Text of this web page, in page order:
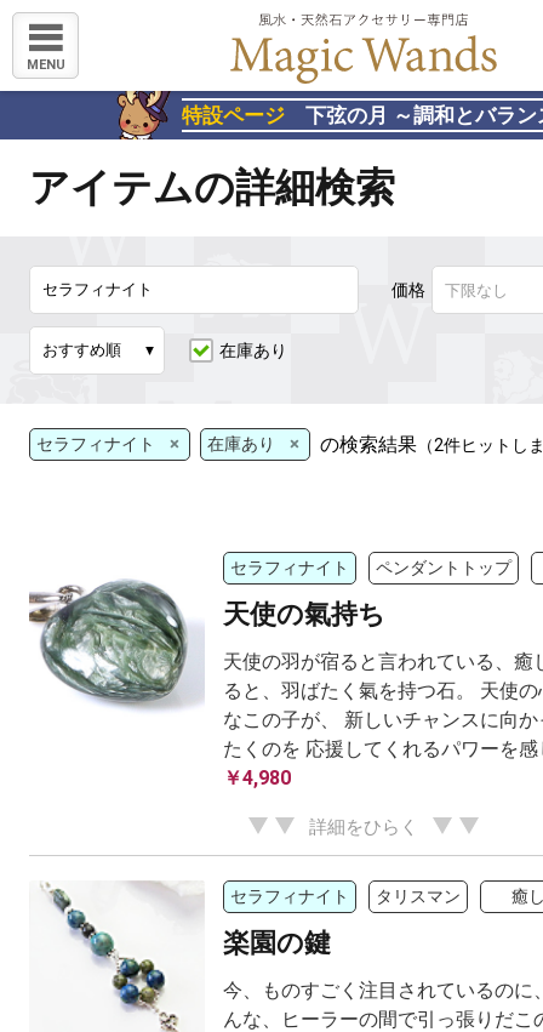
MENU
特設ページ 下弦の月 ～調和とバラン
アイテムの詳細検索
価格
在庫あり
セラフィナイト × 在庫あり × の検索結果 （2件ヒットし
セラフィナイト ペンダントトップ
天使の氣持ち
天使の羽が宿ると言われている、癒
ると、羽ばたく氣を持つ石。 天使
なこの子が、 新しいチャンスに向
たくのを 応援してくれるパワーを感
￥4,980
詳細をひらく
セラフィナイト タリスマン 癒
楽園の鍵
今、ものすごく注目されているのに
んな、ヒーラーの間で引っ張りだこ